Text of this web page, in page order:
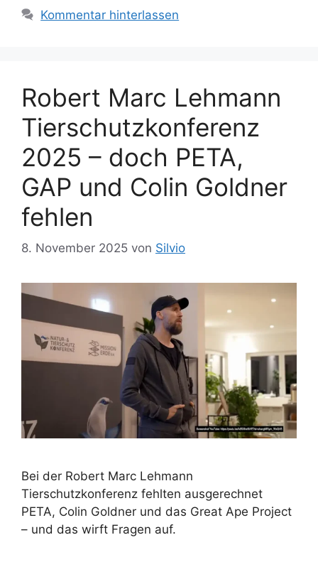
iw
r
Kommentar hinterlassen
Robert Marc Lehmann
Tierschutzkonferenz
2025 – doch PETA,
GAP und Colin Goldner
fehlen
8. November 2025 von Silvio
Bei der Robert Marc Lehmann
Tierschutzkonferenz fehlten ausgerechnet
PETA, Colin Goldner und das Great Ape Project
– und das wirft Fragen auf.